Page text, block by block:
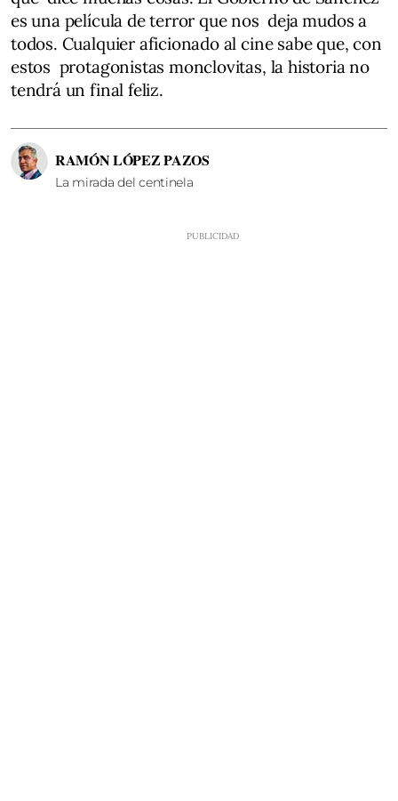
es una película de terror que nos deja mudos a
todos. Cualquier aficionado al cine sabe que, con
estos protagonistas monclovitas, la historia no
tendrá un final feliz.
RAMÓN LÓPEZ PAZOS
La mirada del centinela